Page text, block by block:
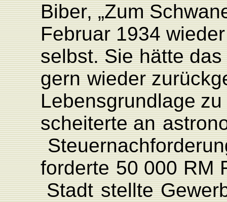
Biber,„Zum
Februar 1934 wieder
selbst. Sie hätte das
gern wieder
Lebensgrundlage zu
scheiterte an
forderte 50 000 RM
Stadt stellte Gewer